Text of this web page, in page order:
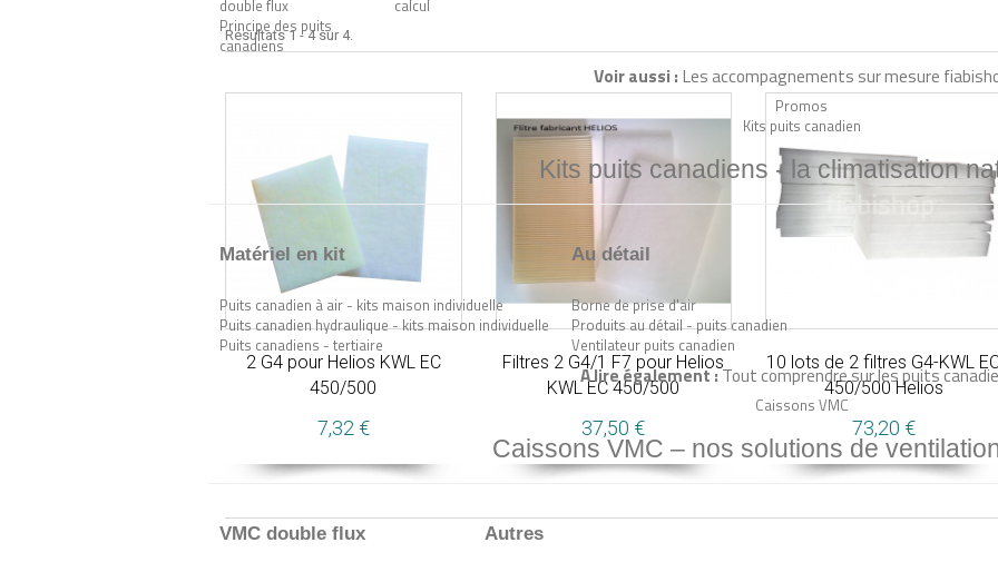
double flux
Principe des puits
canadiens
calcul
Voir aussi : Les accompagnements sur mesure
Promos
Kits puits canadien
Kits puits canadiens - la climatisation
Matériel en kit
Puits canadien à air - kits maison individuelle
Puits canadien hydraulique - kits maison individuelle
Puits canadiens - tertiaire
Au détail
Borne de prise d'air
Produits au détail - puits canadien
Ventilateur puits canadien
A lire également :Tout comprendre sur les puits
Caissons VMC
Caissons VMC – nos solutions de
VMC double flux Autres
Résultats 1 - 4 sur 4.
2 G4 pour Helios KWL EC
450/500
7,32 €
Filtres 2 G4/1 F7 pour Helios
KWL EC 450/500
37,50 €
10 lots de 2 filtres G4-KWL
450/500 Helios
73,20 €